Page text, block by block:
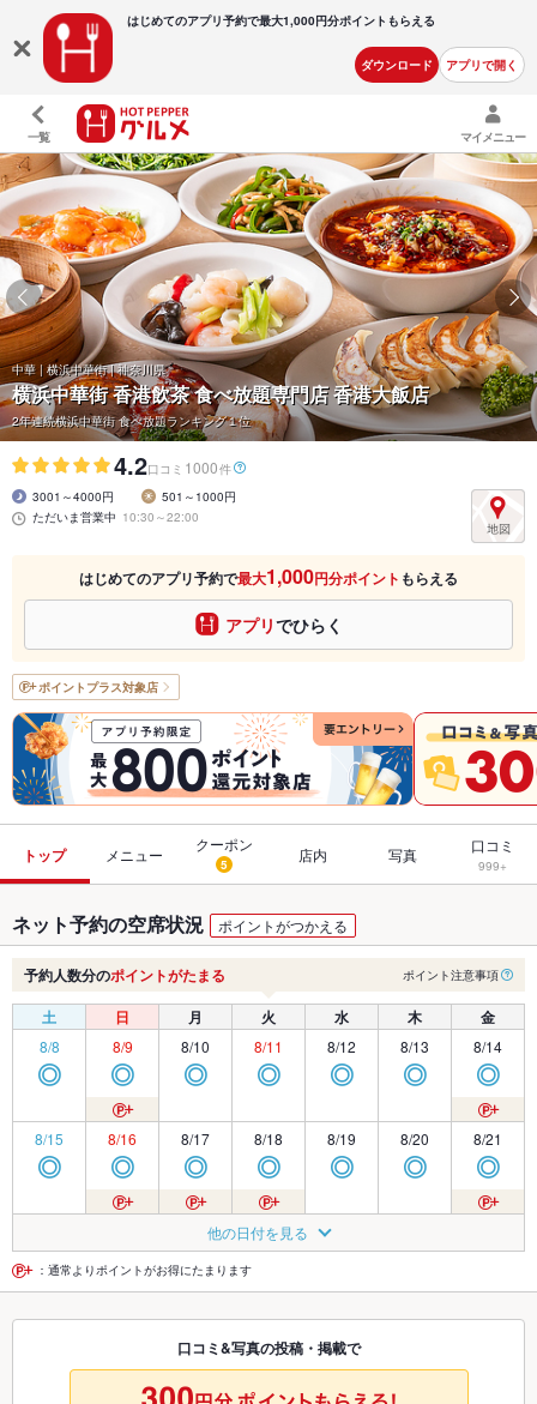
はじめてのアプリ予約で最大1,000円分ポイントもらえる
ダウンロード アプリで開く
一覧 マイメニュー
中華 | 横浜中華街 | 神奈川県
横浜中華街 香港飲茶 食べ放題専門店 香港大飯店
2年連続横浜中華街 食べ放題ランキング１位
4.2口コミ 1000件
3001～4000円
501～1000円
ただいま営業中 10:30～22:00
はじめてのアプリ予約で最大1,000円分ポイント もらえる
アプリでひらく
ポイントプラス対象店
トップ メニュー
クーポン
5 店内 写真 口コミ
999+
ネット予約の空席状況 ポイントがつかえる
予約人数分のポイントがたまる ポイント注意事項
土 日 月 火 水 木 金
8/8
◎
8/9
◎
8/10
◎
8/11
◎
8/12
◎
8/13
◎
8/14
◎
8/15
◎
8/16
◎
8/17
◎
8/18
◎
8/19
◎
8/20
◎
8/21
◎
◎ ◎
8/24
◎
8/25
◎
8/26
◎ ◎ ◎
8/29 8/30 8/31
◎
9/1
◎
9/2
◎
9/3 9/4
他の日付を見る
：通常よりポイントがお得にたまります
口コミ&写真の投稿・掲載で